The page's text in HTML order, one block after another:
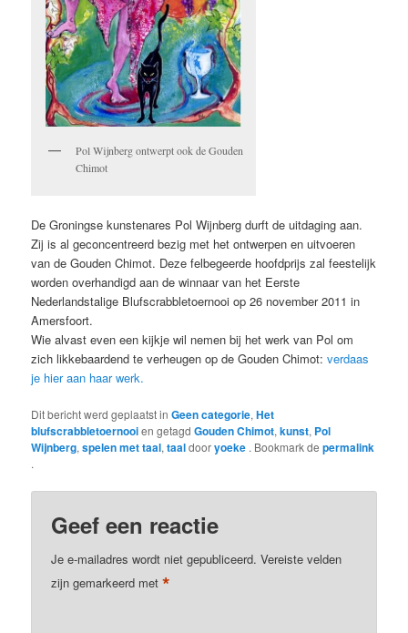
Pol Wijnberg ontwerpt ook de Gouden
Chimot
De Groningse kunstenares Pol Wijnberg durft de uitdaging aan.
Zij is al geconcentreerd bezig met het ontwerpen en uitvoeren
van de Gouden Chimot. Deze felbegeerde hoofdprijs zal feestelijk
worden overhandigd aan de winnaar van het Eerste
Nederlandstalige Blufscrabbletoernooi op 26 november 2011 in
Amersfoort.
Wie alvast even een kijkje wil nemen bij het werk van Pol om
zich likkebaardend te verheugen op de Gouden Chimot:verdaas
je hier aan haar werk.
Dit bericht werd geplaatst inGeen categorie,Het
blufscrabbletoernooien getagdGouden Chimot,kunst, Pol
Wijnberg,spelen met taal,taaldooryoeke . Bookmark depermalink
.
Geef een reactie
Je e-mailadres wordt niet gepubliceerd. Vereiste velden
zijn gemarkeerd met*